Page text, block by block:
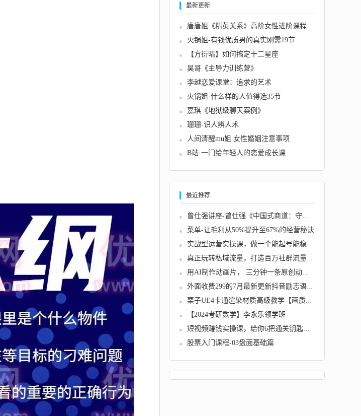
最新更新
唐唐姐《精英关系》高阶女性进阶课程
火锅姐-有钱优质男的真实刚需19节
【方衍晴】如何搞定十二星座
昊哥《主导力训练营》
李越恋爱课堂：追求的艺术
火锅姐-什么样的人值得选35节
嘉琪《地狱级聊天案例》
珊珊-识人辨人术
人间清醒mu姐 女性婚姻注意事项
B站·一门给年轻人的恋爱成长课
最近推荐
曾仕强讲座-曾仕强《中国式商道：守业篇》
菜单-让毛利从50%提升至67%的经营秘诀
实战型运营实操课，做一个能起号能稳号有人设...
真正玩转私域流量，打造百万社群流量池高级技...
用AI制作动画片， 三分钟一条原创动画，轻松月...
外面收费299的7月最新更新抖音励志语录短视频...
栗子UE4卡通渲染材质高级教学【画质不错有素材...
【2024考研数学】李永乐领学班
短视频赚钱实操课，给你6把通关钥匙，一个人0...
股票入门课程-03盘面基础篇